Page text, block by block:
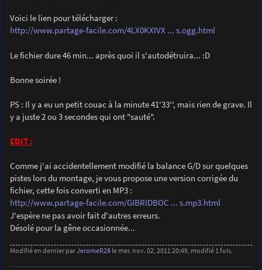
Voici le lien pour télécharger :
http://www.partage-facile.com/4LX0KXIVX ... s.ogg.html
Le fichier dure 46 min... après quoi il s'autodétruira... :D
Bonne soirée !
PS : Il y a eu un petit couac à la minute 41'33'', mais rien de grave. Il
y a juste 2 ou 3 secondes qui ont "sauté".
EDIT :
Comme j'ai accidentellement modifié la balance G/D sur quelques
pistes lors du montage, je vous propose une version corrigée du
fichier, cette fois converti en MP3 :
http://www.partage-facile.com/GIBRIDBOC ... s.mp3.html
J'espère ne pas avoir fait d'autres erreurs.
Désolé pour la gêne occasionnée...
Modifié en dernier parJeromeR28le mer. nov. 02, 2011 20:49, modifié 1 fois.